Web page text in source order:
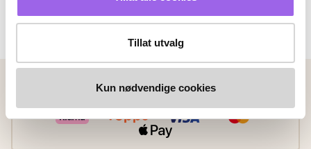
Tillat utvalg
Kun nødvendige cookies
Betalingsmetoder